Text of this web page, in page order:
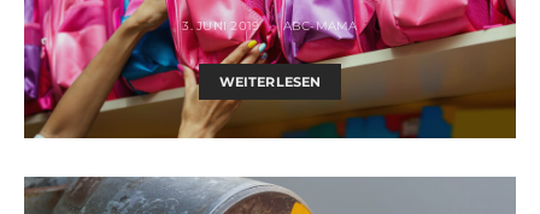
3. JUNI 2019 ABC-MAMA
WEITERLESEN